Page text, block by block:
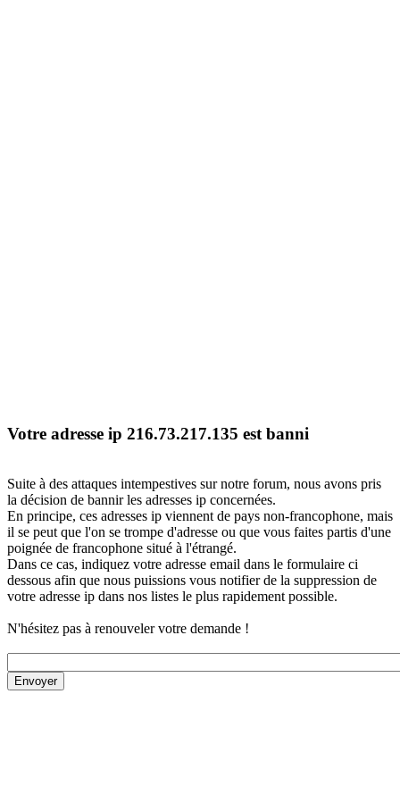
Votre adresse ip 216.73.217.135 est banni
Suite à des attaques intempestives sur notre forum, nous avons pris
la décision de bannir les adresses ip concernées.
En principe, ces adresses ip viennent de pays non-francophone, mais
il se peut que l'on se trompe d'adresse ou que vous faites partis d'une
poignée de francophone situé à l'étrangé.
Dans ce cas, indiquez votre adresse email dans le formulaire ci
dessous afin que nous puissions vous notifier de la suppression de
votre adresse ip dans nos listes le plus rapidement possible.
N'hésitez pas à renouveler votre demande !